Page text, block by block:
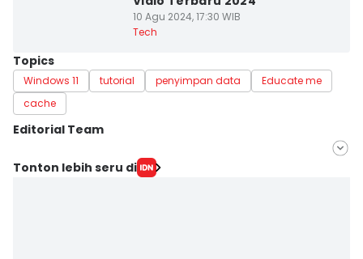
10 Agu 2024, 17:30 WIB
Tech
Topics
Windows 11 tutorial penyimpan data
Educate me
cache
Editorial Team
Editor
Tonton lebih seru di